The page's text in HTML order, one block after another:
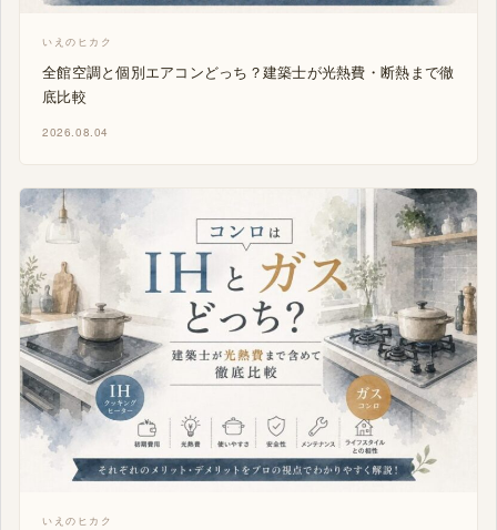
いえのヒカク
全館空調と個別エアコンどっち？建築士が光熱費・断熱まで徹
底比較
2026.08.04
いえのヒカク